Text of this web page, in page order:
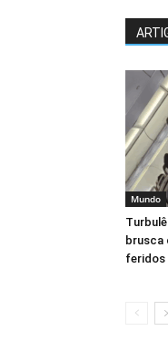
Mundo
brusca
feridos